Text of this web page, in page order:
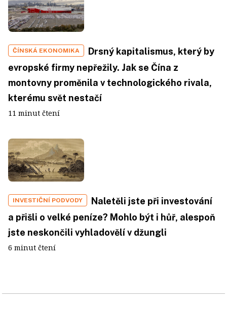
ČÍNSKÁ EKONOMIKA
Drsný kapitalismus, který by
evropské firmy nepřežily. Jak se Čína z
montovny proměnila v technologického rivala,
kterému svět nestačí
11 minut čtení
INVESTIČNÍ PODVODY
Naletěli jste při investování
a přišli o velké peníze? Mohlo být i hůř, alespoň
jste neskončili vyhladovělí v džungli
6 minut čtení